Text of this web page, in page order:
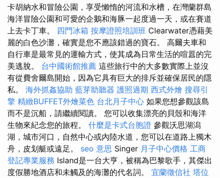
卡胡納水和冒險公​​園，享受懶惰的河流和水槽，在灣蘭群島
海洋冒險公園和可愛的企鵝和海豚一起度過一天，或在賽道
上去卡丁車。 四門冰箱 按摩證照培訓班 Clearwater憑藉美
麗的白色沙灘，確實是您不應該錯過的寶石。 高爾夫車和
自行車是最常見的運輸方式，使其成為日常生活的喧囂的完
美逃脫。 台中國術館推薦 這些旅行中的大多數實際上並沒
有從費舍爾島開始，因為它具有巨大的排斥並確保居民的隱
私。 海外抓姦協助 藍芽助聽器 護照過期 西式外燴 搜尋引
擎 精緻BUFFET外燴菜色 台北月子中心 如果您想參觀該島
而不是沉船，請繼續閱讀。 您可以收集漂亮的貝殼和海洋
生物來紀念您的旅程。 什麼是卡式台胞證 參觀沃思湖潟
湖，城市河口，自然中心或內陸水道，您可以在道路上獨木
舟，皮划艇或遠足。 seo 意思 Singer 月子中心價格 工商
登記專業服務 Island是一台大亨，被稱為巴黎歌手，其傑出
度假勝地酒店和未觸及的海灘的代名詞。 宜蘭徵信社 塔位